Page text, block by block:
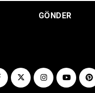
GÖNDER